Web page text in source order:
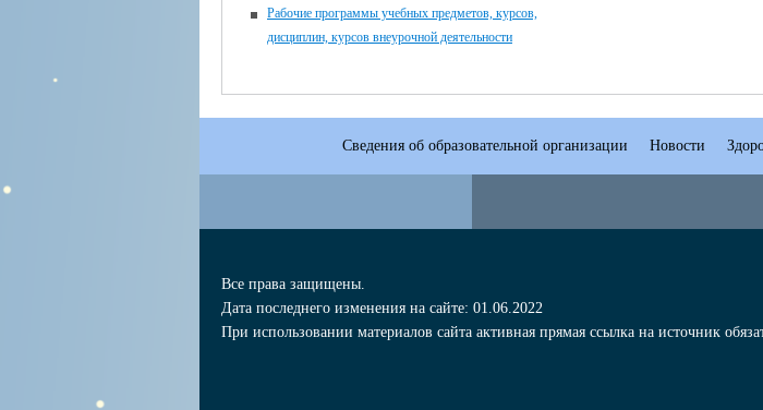
Рабочие программы учебных предметов, курсов,
дисциплин, курсов внеурочной деятельности
Сведения об образовательной организации Новости
Все права защищены.
Дата последнего изменения на сайте: 01.06.2022
При использовании материалов сайта активная прямая ссылка на источник